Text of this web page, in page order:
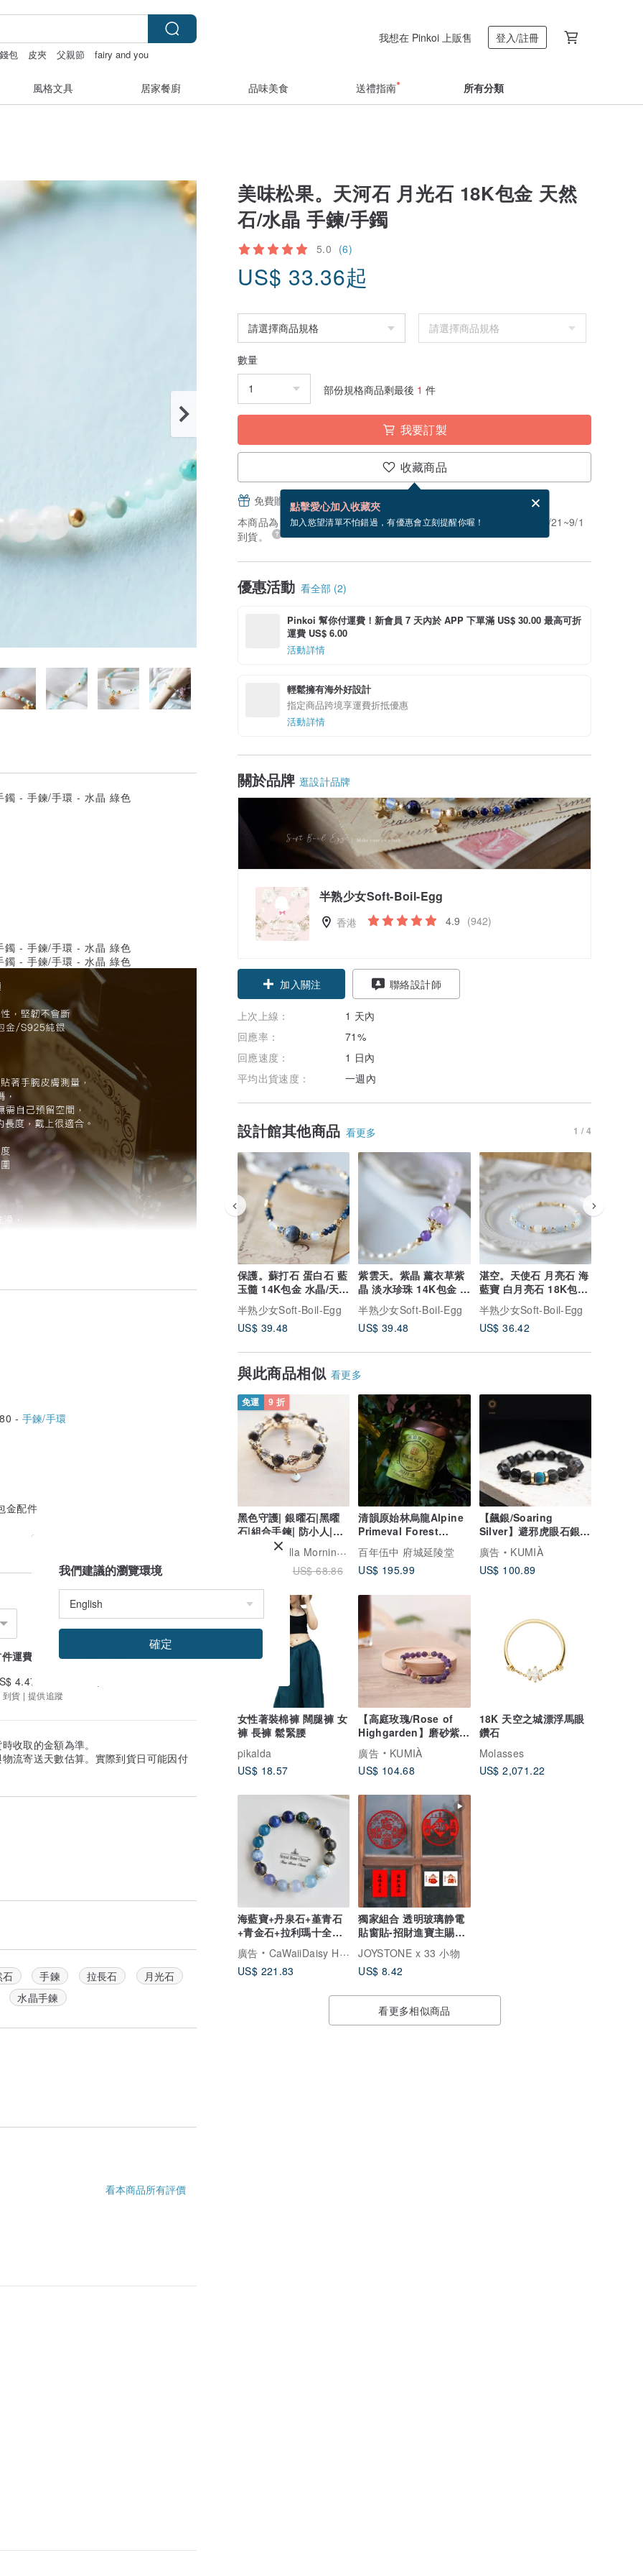
包 皮夾 父親節 fairy and you
我想在 Pinkoi 上販售 登入/註冊
風格文具 居家餐廚 品味美食 送禮指南 所有分類
美味松果。天河石 月光石 18K包金 天然
石/水晶 手鍊/手鐲
5.0 (6)
US$ 33.36起
數量
部份規格商品剩最後 1 件
我要訂製
收藏商品
點擊愛心加入收藏夾
加入慾望清單不怕錯過，有優惠會立刻提醒你喔！
免費贈送電子賀卡，結帳完成後填寫
本商品為「接單訂製」。付款後需 5 個工作天製作。現在下單預估 8/21~9/1
到貨。
優惠活動 看全部 (2)
Pinkoi 幫你付運費！新會員 7 天內於 APP 下單滿 US$ 30.00 最高可折
運費 US$ 6.00
活動詳情
輕鬆擁有海外好設計
指定商品跨境享運費折抵優惠
活動詳情
關於品牌 逛設計品牌
半熟少女Soft-Boil-Egg
香港 4.9 (942)
加入關注 聯絡設計師
上次上線：
1 天內
回應率：
71%
回應速度：
1 日內
平均出貨速度：
一週內
設計館其他商品 看更多 1 / 4
保護。蘇打石 蛋白石 藍
玉髓 14K包金 水晶/天然
石手鍊
半熟少女Soft-Boil-Egg
US$ 39.48
紫雲天。紫晶 薰衣草紫
晶 淡水珍珠 14K包金 水
晶/天然石手鍊
半熟少女Soft-Boil-Egg
US$ 39.48
湛空。天使石 月亮石 海
藍寶 白月亮石 18K包金
水晶 手鍊
半熟少女Soft-Boil-Egg
US$ 36.42
與此商品相似 看更多
免運 9 折
黑色守護| 銀曜石|黑曜
石|組合手鍊| 防小人|驅
走負能量|避邪擋災
Vanilla Morning 香草的早上
US$ 68.86
清韻原始林烏龍Alpine
Primeval Forest
Oolong | 台灣茶葉・茶
葉
百年伍中 府城延陵堂
US$ 195.99
【飆銀/Soaring
Silver】避邪虎眼石銀曜
石手鍊 | 客製 水晶手鍊
廣告
KUMIÀ
US$ 100.89
女性著裝棉褲 闊腿褲 女
褲 長褲 鬆緊腰
pikalda
US$ 18.57
【高庭玫瑰/Rose of
Highgarden】磨砂紫水
晶畢卡索碧玉 水晶手鍊
廣告
KUMIÀ
US$ 104.68
18K 天空之城漂浮馬眼
鑽石
Molasses
US$ 2,071.22
海藍寶+丹泉石+堇青石
+青金石+拉利瑪十全大
補藍色系水晶手鍊
廣告
CaWaiiDaisy Handmade Jewelry
US$ 221.83
獨家組合 透明玻璃静電
貼窗貼-招財進寶主賜平
JOYSTONE x 33 小物
US$ 8.42
看更多相似商品
地區一律寄掛號空郵（追蹤號），雖然
不能控制的，在亞洲地區都大概在20個
息接收提示，順豐站、7-11便利店等等
可以接收香港郵政的地址，否則郵件會
話我們不會免費補發也不會退款，需要
都可以，字數請在20字以內，不通知的
水以及潮濕天氣，而發生微氧化金屬光
手飾盒中，減少接觸空氣的機率，以延
- 手鍊/手環
金配件
運費
續件加收
4.47
貨 | 提供追蹤
收取的金額為準。
流寄送天數估算。實際到貨日可能因付
石 手鍊 拉長石
月光石
水晶手鍊
看本商品所有評價
我們建議的瀏覽環境
確定